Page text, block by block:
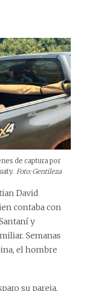
de captura por
Foto: Gentileza
David
contaba con
y
Semanas
el hombre
su pareja,